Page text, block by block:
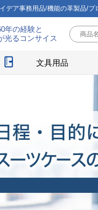
デア事務用品/機能の革製品/プ
年の経験と
光るコンサイス
文具用品